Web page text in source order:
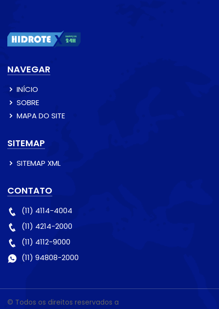
NAVEGAR
INÍCIO
SOBRE
MAPA DO SITE
SITEMAP
SITEMAP XML
CONTATO
(11) 4114-4004
(11) 4214-2000
(11) 4112-9000
(11) 94808-2000
© Todos os direitos reservados a